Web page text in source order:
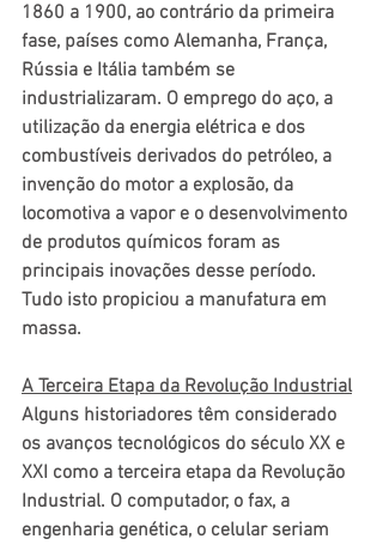
1860 a 1900, ao contrário da primeira
fase, países como Alemanha, França,
Rússia e Itália também se
industrializaram. O emprego do aço, a
utilização da energia elétrica e dos
combustíveis derivados do petróleo, a
invenção do motor a explosão, da
locomotiva a vapor e o desenvolvimento
de produtos químicos foram as
principais inovações desse período.
Tudo isto propiciou a manufatura em
massa.
A Terceira Etapa da Revolução Industrial
Alguns historiadores têm considerado
os avanços tecnológicos do século XX e
XXI como a terceira etapa da Revolução
Industrial. O computador, o fax, a
engenharia genética, o celular seriam